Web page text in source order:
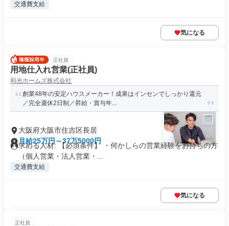
交通費支給
気になる
正社員
用地仕入れ営業(正社員)
和光ホームズ株式会社
創業48年の安定ハウスメーカー！成果はインセンでしっかり還元
／完全週休2日制／昇給・賞与年...
大阪府大阪市住吉区長居
月給25万円～37万5000円
求める人材: 【必須条件】 ・何かしらの営業経験をお持ちの方
（個人営業・法人営業・...
交通費支給
気になる
正社員